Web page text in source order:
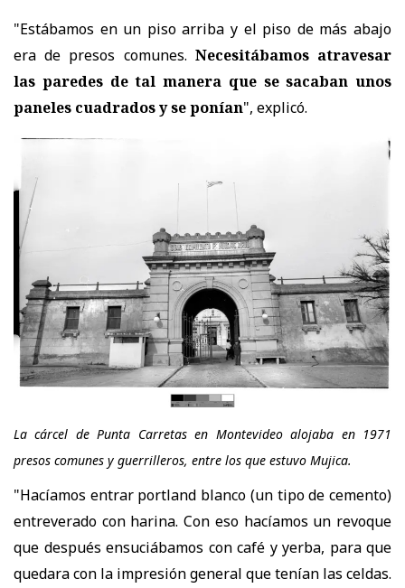
"Estábamos en un piso arriba y el piso de más abajo
era de presos comunes. Necesitábamos atravesar
las paredes de tal manera que se sacaban unos
paneles cuadrados y se ponían", explicó.
La cárcel de Punta Carretas en Montevideo alojaba en 1971
presos comunes y guerrilleros, entre los que estuvo Mujica.
"Hacíamos entrar portland blanco (un tipo de cemento)
entreverado con harina. Con eso hacíamos un revoque
que después ensuciábamos con café y yerba, para que
quedara con la impresión general que tenían las celdas.